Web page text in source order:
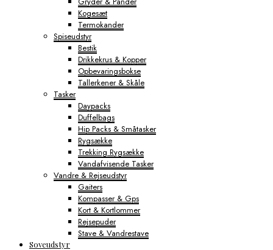
Kogesæt
Termokander
Spiseudstyr
Bestik
Drikkekrus & Kopper
Opbevaringsbokse
Tallerkener & Skåle
Tasker
Daypacks
Duffelbags
Hip Packs & Småtasker
Rygsække
Trekking Rygsække
Vandafvisende Tasker
Vandre & Rejseudstyr
Gaiters
Kompasser & Gps
Kort & Kortlommer
Rejsepuder
Stave & Vandrestave
Soveudstyr